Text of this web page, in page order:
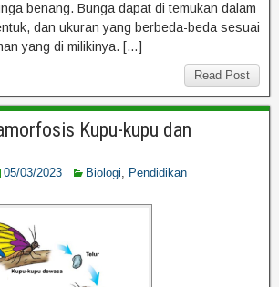
benang. Bunga dapat di temukan dalam
dan ukuran yang berbeda-beda sesuai
yang di milikinya. […]
Read Post
Kupu-kupu dan
05/03/2023 Biologi, Pendidikan